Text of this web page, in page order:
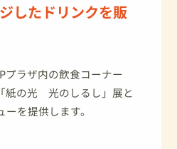
したドリンクを販
プラザ内の飲食コーナー
紙の光 光のしるし」展と
を提供します。